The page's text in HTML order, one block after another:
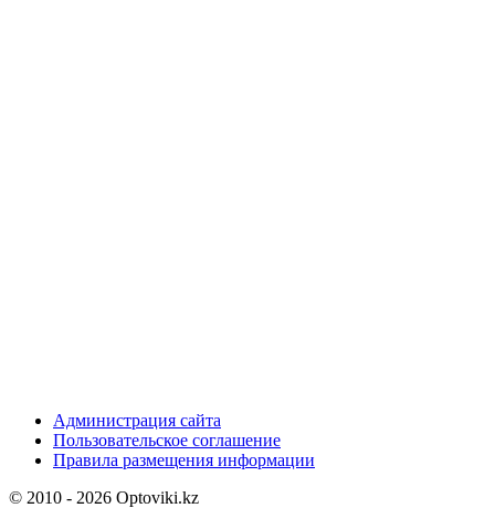
Администрация сайта
Пользовательское соглашение
Правила размещения информации
© 2010 - 2026 Optoviki.kz